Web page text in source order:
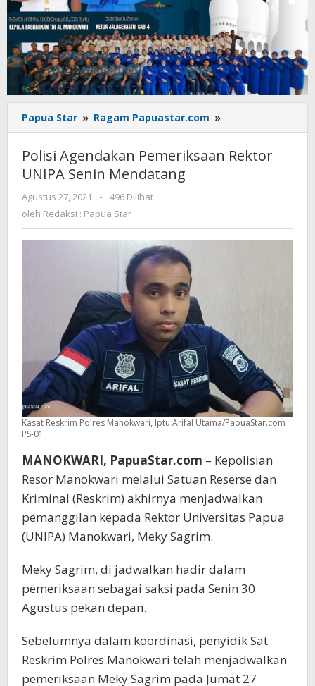
Papua Star » Ragam Papuastar.com »
Agendakan
Rektor
Polisi Agendakan Pemeriksaan Rektor
UNIPA Senin Mendatang
Agustus 27, 2021
oleh
Redaksi
-
496 Dilihat
oleh Redaksi : Papua Star
Kasat Reskrim Polres Manokwari, Iptu Arifal Utama/PapuaStar.com
PS-01
MANOKWARI, PapuaStar.com – Kepolisian
Resor Manokwari melalui Satuan Reserse dan
Kriminal (Reskrim) akhirnya menjadwalkan
pemanggilan kepada Rektor Universitas Papua
(UNIPA) Manokwari, Meky Sagrim.
Meky Sagrim, di jadwalkan hadir dalam
pemeriksaan sebagai saksi pada Senin 30
Agustus pekan depan.
Sebelumnya dalam koordinasi, penyidik Sat
Reskrim Polres Manokwari telah menjadwalkan
pemeriksaan Meky Sagrim pada Jumat 27